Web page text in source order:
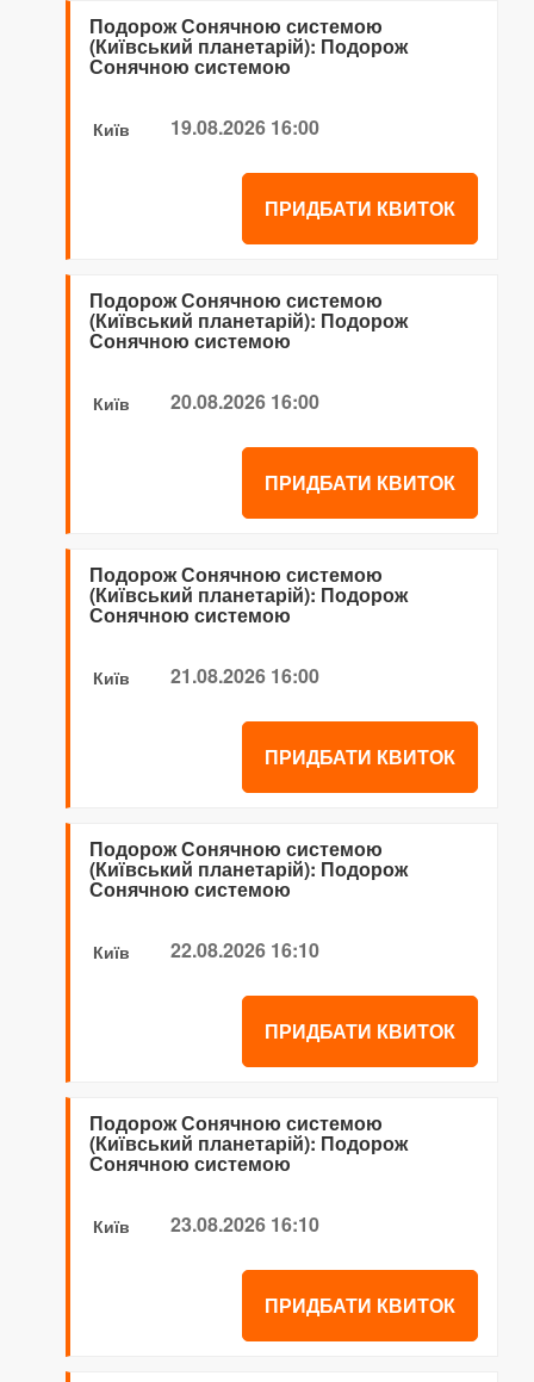
Подорож Сонячною системою
(Київський планетарій): Подорож
Сонячною системою
Київ 19.08.2026 16:00
ПРИДБАТИ КВИТОК
Подорож Сонячною системою
(Київський планетарій): Подорож
Сонячною системою
Київ 20.08.2026 16:00
ПРИДБАТИ КВИТОК
Подорож Сонячною системою
(Київський планетарій): Подорож
Сонячною системою
Київ 21.08.2026 16:00
ПРИДБАТИ КВИТОК
Подорож Сонячною системою
(Київський планетарій): Подорож
Сонячною системою
Київ 22.08.2026 16:10
ПРИДБАТИ КВИТОК
Подорож Сонячною системою
(Київський планетарій): Подорож
Сонячною системою
Київ 23.08.2026 16:10
ПРИДБАТИ КВИТОК